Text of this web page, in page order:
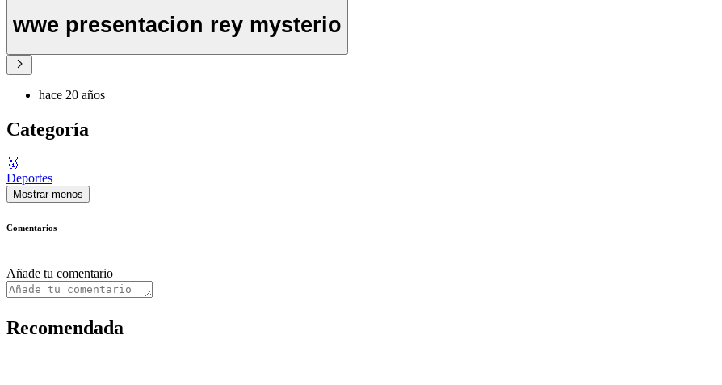
wwe presentacion rey mysterio
hace 20 años
Categoría
🥇
Deportes
Mostrar menos
Comentarios
Añade tu comentario
Recomendada